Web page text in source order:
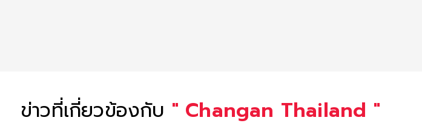
ข่าวที่เกี่ยวข้องกับ " Changan Thailand "